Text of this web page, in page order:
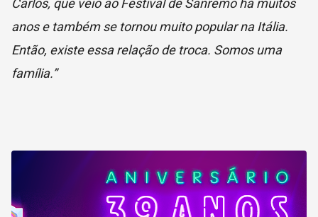
Carlos, que veio ao Festival de Sanremo há muitos
anos e também se tornou muito popular na Itália.
Então, existe essa relação de troca. Somos uma
família.”